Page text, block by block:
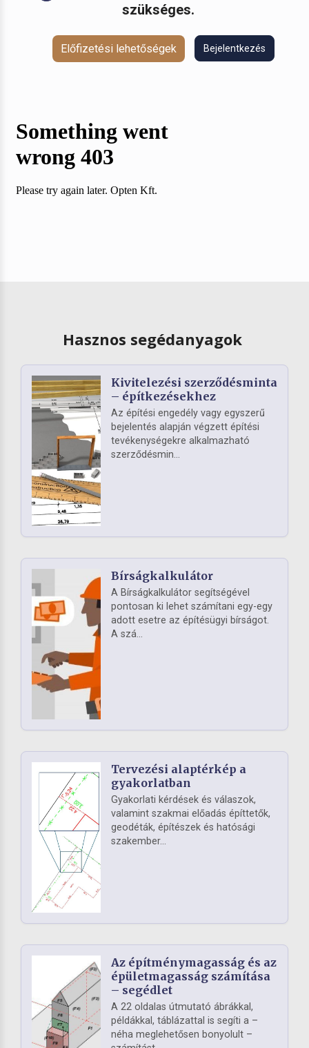
szükséges.
Előfizetési lehetőségek Bejelentkezés
Hasznos segédanyagok
Kivitelezési szerződésminta
– építkezésekhez
Az építési engedély vagy egyszerű
bejelentés alapján végzett építési
tevékenységekre alkalmazható
szerződésmin...
Bírságkalkulátor
A Bírságkalkulátor segítségével
pontosan ki lehet számítani egy-egy
adott esetre az építésügyi bírságot.
A szá...
Tervezési alaptérkép a
gyakorlatban
Gyakorlati kérdések és válaszok,
valamint szakmai előadás építtetők,
geodéták, építészek és hatósági
szakember...
Az építménymagasság és az
épületmagasság számítása
– segédlet
A 22 oldalas útmutató ábrákkal,
példákkal, táblázattal is segíti a –
néha meglehetősen bonyolult –